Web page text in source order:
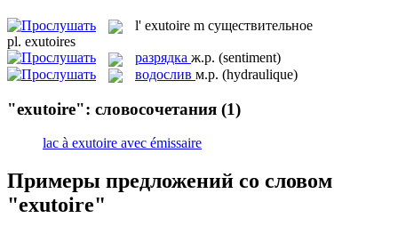
l' exutoire m существительное
pl. exutoires
разрядка ж.р. (sentiment)
водослив м.р. (hydraulique)
"exutoire": словосочетания (1)
lac à exutoire avec émissaire
Примеры предложений со словом
"exutoire"